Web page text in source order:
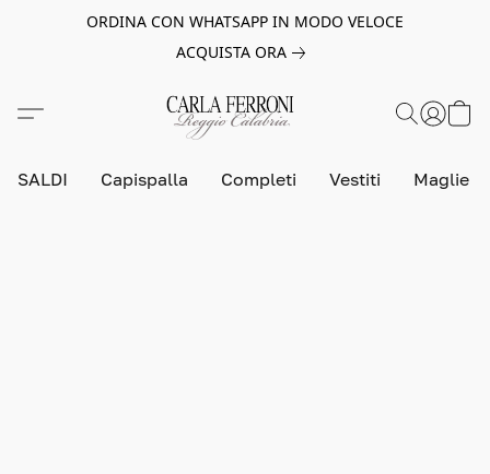
ORDINA CON WHATSAPP IN MODO VELOCE
ACQUISTA ORA
SALDI Capispalla Completi Vestiti Maglie e